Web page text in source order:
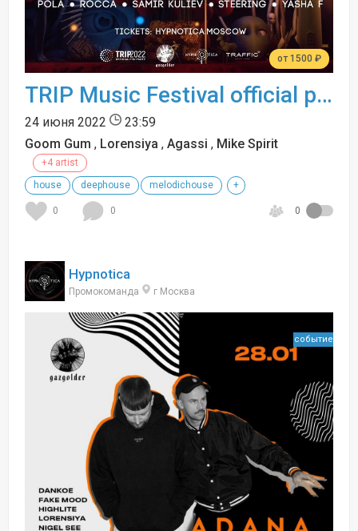
от 1500 ₽
TRIP Music Festival official pre-party
24 июня 2022
23:59
Goom Gum , Lorensiya , Agassi , Mike Spirit
+4 artist
house
deephouse melodichouse +
0 0 0
Hypnotica
Промокоманда г Москва
событие